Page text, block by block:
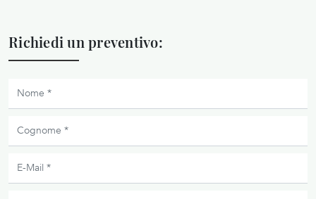
Richiedi un preventivo: